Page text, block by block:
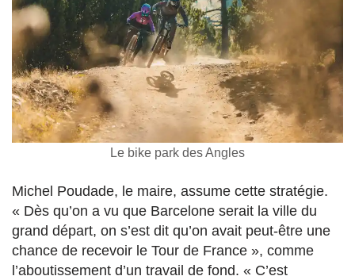
Le bike park des Angles
Michel Poudade, le maire, assume cette stratégie.
« Dès qu’on a vu que Barcelone serait la ville du
grand départ, on s’est dit qu’on avait peut-être une
chance de recevoir le Tour de France », comme
l’aboutissement d’un travail de fond. « C’est